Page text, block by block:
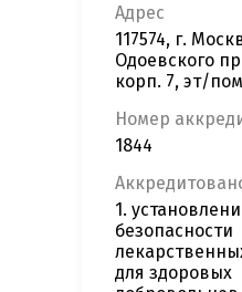
Адрес
117574, г.
Одоевского
корп. 7, эт/
Номер
1844
1.
безопасности
для здоровых